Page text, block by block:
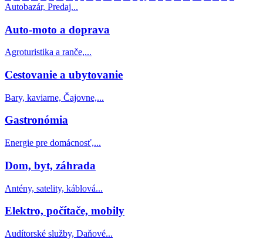
Autobazár, Predaj...
Auto-moto a doprava
Agroturistika a ranče,...
Cestovanie a ubytovanie
Bary, kaviarne, Čajovne,...
Gastronómia
Energie pre domácnosť,...
Dom, byt, záhrada
Antény, satelity, káblová...
Elektro, počítače, mobily
Audítorské služby, Daňové...